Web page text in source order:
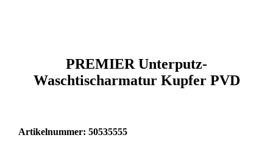
PREMIER Unterputz-
Waschtischarmatur Kupfer PVD
Artikelnummer: 50535555